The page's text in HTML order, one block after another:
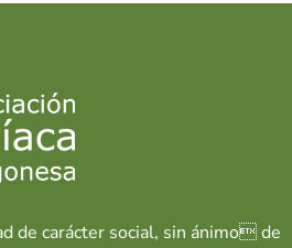
de carácter social, sin ánimo de